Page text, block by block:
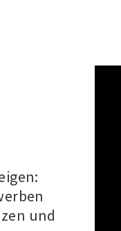
und